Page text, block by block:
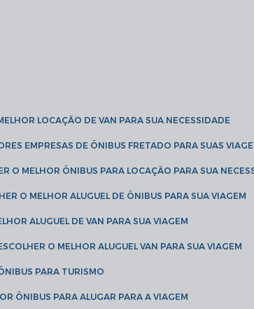
LOCAÇÃO DE VAN PARA SUA NECESSIDADE
EMPRESAS DE ÔNIBUS FRETADO PARA SUAS
O MELHOR ÔNIBUS PARA LOCAÇÃO PARA SUA
O MELHOR ALUGUEL DE ÔNIBUS PARA SUA VIAGEM
ALUGUEL DE VAN PARA SUA VIAGEM
O MELHOR ALUGUEL VAN PARA SUA VIAGEM
PARA TURISMO
ÔNIBUS PARA ALUGAR PARA A VIAGEM